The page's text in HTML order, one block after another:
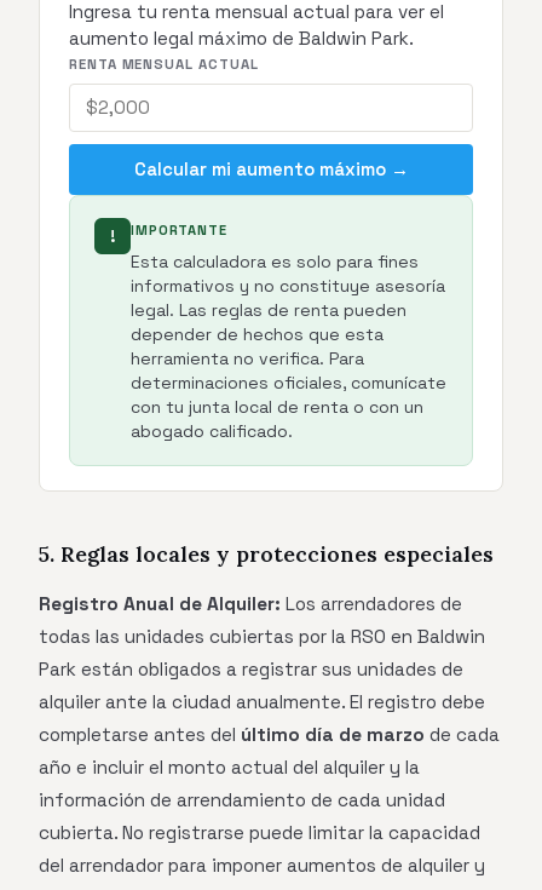
Ingresa tu renta mensual actual para ver el
aumento legal máximo de Baldwin Park.
RENTA MENSUAL ACTUAL
Calcular mi aumento máximo →
! IMPORTANTE
Esta calculadora es solo para fines
informativos y no constituye asesoría
legal. Las reglas de renta pueden
depender de hechos que esta
herramienta no verifica. Para
determinaciones oficiales, comunícate
con tu junta local de renta o con un
abogado calificado.
5. Reglas locales y protecciones especiales
Registro Anual de Alquiler: Los arrendadores de
todas las unidades cubiertas por la RSO en Baldwin
Park están obligados a registrar sus unidades de
alquiler ante la ciudad anualmente. El registro debe
completarse antes del último día de marzo de cada
año e incluir el monto actual del alquiler y la
información de arrendamiento de cada unidad
cubierta. No registrarse puede limitar la capacidad
del arrendador para imponer aumentos de alquiler y